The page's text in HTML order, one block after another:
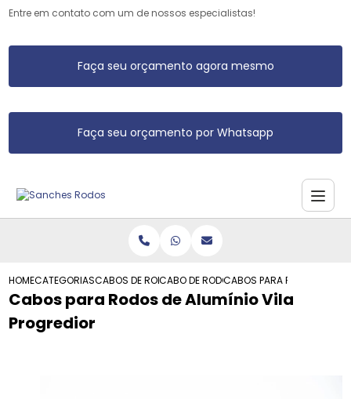
Entre em contato com um de nossos especialistas!
Faça seu orçamento agora mesmo
Faça seu orçamento por Whatsapp
HOMECATEGORIASCABOS DE RODO DE ALUMINIO
CABO DE RODO DE ALUMINIO
CABOS PARA RODOS DE
Cabos para Rodos de Alumínio Vila
Progredior